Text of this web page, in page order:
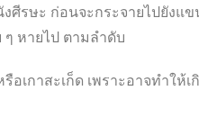
ศีรษะ ก่อนจะกระจายไปยังแ
ๆ หายไป ตามลำดับ
อเกาสะเก็ด เพราะอาจทำให้